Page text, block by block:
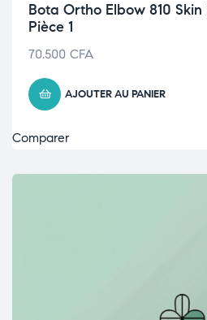
Bota Ortho Elbow 810
Pièce 1
70.500 CFA
AJOUTER AU PANIER
Comparer